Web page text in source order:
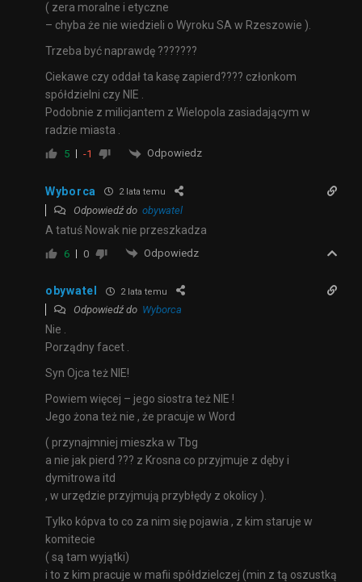
( zera moralne i etyczne
– chyba że nie wiedzieli o Wyroku SA w Rzeszowie ).
Trzeba być naprawdę ???????
Ciekawe czy oddał ta kasę zapierd???? członkom
spółdzielni czy NIE .
Podobnie z milicjantem z Wielopola zasiadającym w
radzie miasta .
5 -1 Odpowiedz
Wyborca 2 lata temu
Odpowiedź do obywatel
A tatuś Nowak nie przeszkadza
6 0 Odpowiedz
obywatel 2 lata temu
Odpowiedź do Wyborca
Nie .
Porządny facet .
Syn Ojca też NIE!
Powiem więcej – jego siostra też NIE !
Jego żona też nie , że pracuje w Word
( przynajmniej mieszka w Tbg
a nie jak pierd ??? z Krosna co przyjmuje z dęby i
dymitrowa itd
, w urzędzie przyjmują przybłędy z okolicy ).
Tylko kópva to co za nim się pojawia , z kim staruje w
komitecie
( są tam wyjątki)
i to z kim pracuje w mafii spółdzielczej (min z tą oszustką